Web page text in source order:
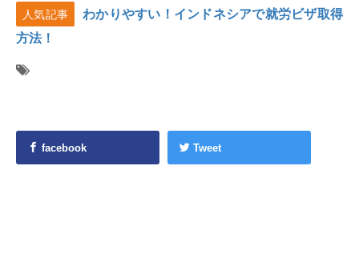
人気記事
わかりやすい！インドネシアで就労ビザ取得
方法！
facebook Tweet